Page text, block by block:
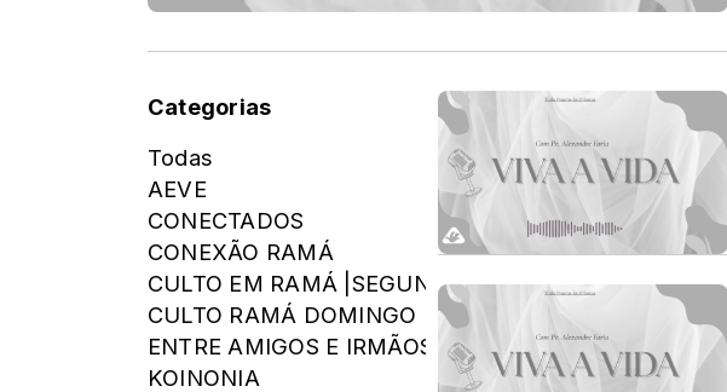
Categorias
Todas
AEVE
CONECTADOS
CONEXÃO RAMÁ
CULTO EM RAMÁ |SEGUNDA|
CULTO RAMÁ DOMINGO
ENTRE AMIGOS E IRMÃOS
KOINONIA